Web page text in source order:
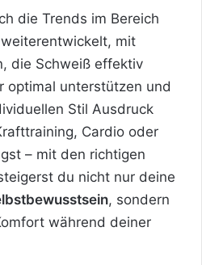
die Trends im Bereich
mit
die Schweiß effektiv
optimal unterstützen und
Stil Ausdruck
Cardio oder
– mit den richtigen
du nicht nur deine
, sondern
während deiner